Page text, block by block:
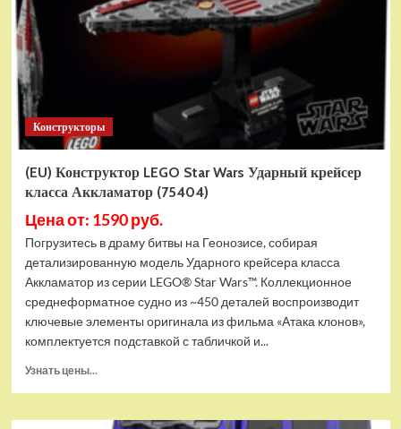
Lisa
(31213)
Конструкторы
(EU) Конструктор LEGO Star Wars Ударный крейсер
класса Аккламатор (75404)
Цена от: 1590 руб.
Погрузитесь в драму битвы на Геонозисе, собирая
детализированную модель Ударного крейсера класса
Аккламатор из серии LEGO® Star Wars™. Коллекционное
среднеформатное судно из ~450 деталей воспроизводит
ключевые элементы оригинала из фильма «Атака клонов»,
комплектуется подставкой с табличкой и...
Узнать цены...
(EU)